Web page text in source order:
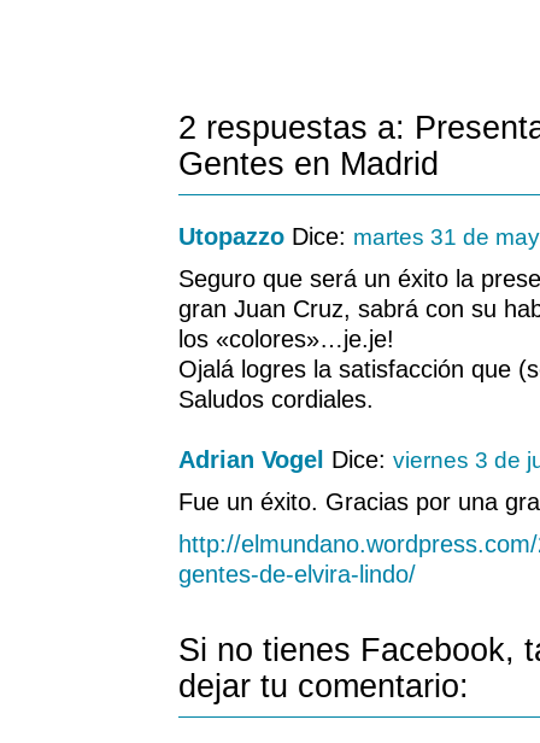
2 respuestas a:
Gentes en Madrid
Utopazzo Dice: martes 31 de
Seguro que será un éxito la
gran Juan Cruz, sabrá con su
los «colores»…je.je!
Ojalá logres la satisfacción que
Saludos cordiales.
Adrian Vogel Dice: viernes 3 de
Fue un éxito. Gracias por una
http://
gentes-de-elvira-lindo/
Si no tienes Facebook,
dejar tu comentario: